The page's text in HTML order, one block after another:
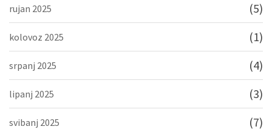
rujan 2025 (5)
kolovoz 2025 (1)
srpanj 2025 (4)
lipanj 2025 (3)
svibanj 2025 (7)